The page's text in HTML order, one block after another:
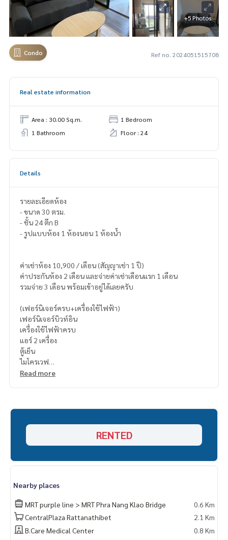
+5 Photos
Condo Ref no. 2024051515708
Real estate information
Area : 30.00 Sq.m.
1 Bedroom
1 Bathroom
Floor : 24
Details
รายละเอียดห้อง
- ขนาด 30 ตรม.
- ชั้น 24 ตึก B
- รูปแบบห้อง 1 ห้องนอน 1 ห้องน้ำ
ค่าเช่าห้อง 10,900 / เดือน (สัญญาเช่า 1 ปี)
ค่าประกันห้อง 2 เดือน และจ่ายค่าเช่าเดือนแรก 1 เดือน
รวมจ่าย 3 เดือน พร้อมเข้าอยู่ได้เลยครับ
(เฟอร์นิเจอร์ครบ+เครื่องใช้ไฟฟ้า)
เฟอร์นิเจอร์บิวท์อิน
เครื่องใช้ไฟฟ้าครบ
แอร์ 2 เครื่อง
ตู้เย็น
ไมโครเวฟ
ทีวี
Read more
RENTED
Nearby places
MRT purple line > MRT Phra Nang Klao Bridge
0.6 Km
CentralPlaza Rattanathibet
2.1 Km
B.Care Medical Center
0.8 Km